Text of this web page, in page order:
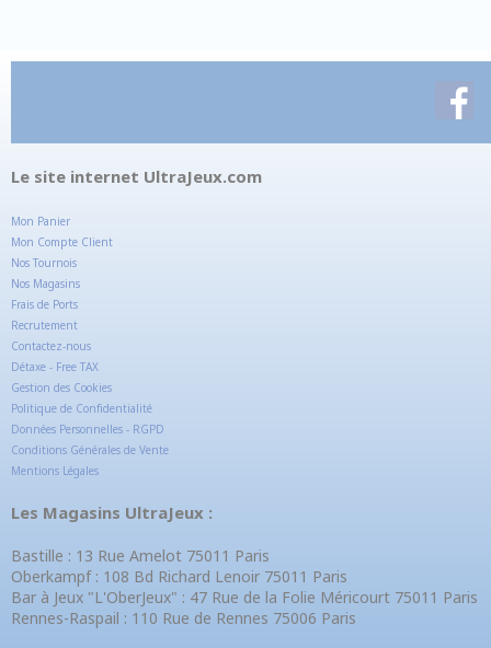
Le site internet UltraJeux.com
Mon Panier
Mon Compte Client
Nos Tournois
Nos Magasins
Frais de Ports
Recrutement
Contactez-nous
Détaxe - Free TAX
Gestion des Cookies
Politique de Confidentialité
Données Personnelles - RGPD
Conditions Générales de Vente
Mentions Légales
Les Magasins UltraJeux :
Bastille : 13 Rue Amelot 75011 Paris
Oberkampf : 108 Bd Richard Lenoir 75011 Paris
Bar à Jeux "L'OberJeux" : 47 Rue de la Folie Méricourt 75011 Paris
Rennes-Raspail : 110 Rue de Rennes 75006 Paris